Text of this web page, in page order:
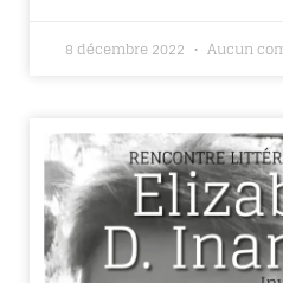
8 décembre 2022 Aucun